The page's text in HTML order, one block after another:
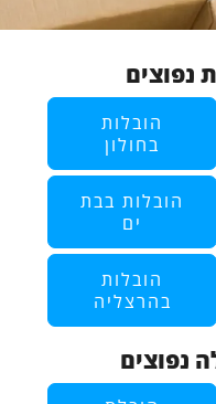
נפוצים
הובלות
בחולון
הובלות בבת
ים
הובלות
בהרצליה
נפוצים